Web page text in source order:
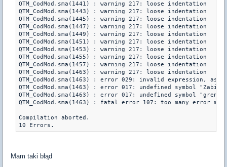
QTM_CodMod.sma(1441) : warning 217: loose indentation
QTM_CodMod.sma(1443) : warning 217: loose indentation
QTM_CodMod.sma(1445) : warning 217: loose indentation
QTM_CodMod.sma(1447) : warning 217: loose indentation
QTM_CodMod.sma(1449) : warning 217: loose indentation
QTM_CodMod.sma(1451) : warning 217: loose indentation
QTM_CodMod.sma(1453) : warning 217: loose indentation
QTM_CodMod.sma(1455) : warning 217: loose indentation
QTM_CodMod.sma(1457) : warning 217: loose indentation
QTM_CodMod.sma(1463) : warning 217: loose indentation
QTM_CodMod.sma(1463) : error 029: invalid expression,
QTM_CodMod.sma(1463) : error 017: undefined symbol
QTM_CodMod.sma(1463) : error 017: undefined symbol
QTM_CodMod.sma(1463) : fatal error 107: too many error
Compilation aborted.
10 Errors.
Mam taki błąd